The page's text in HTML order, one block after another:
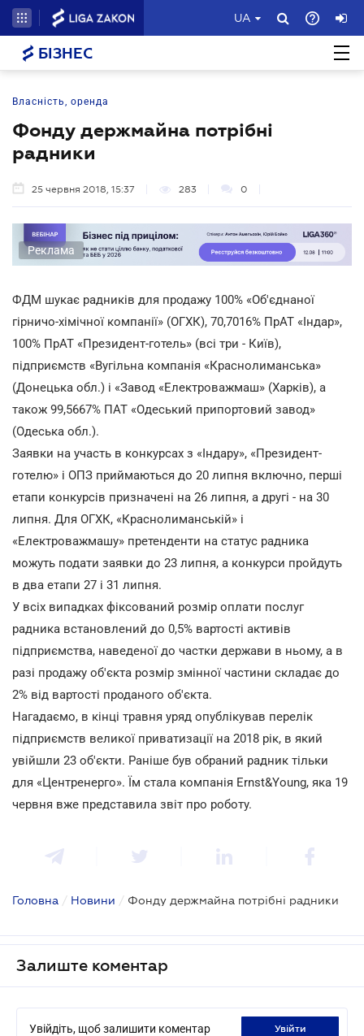
UA
БІЗНЕС
Власність, оренда
Фонду держмайна потрібні
радники
25 червня 2018, 15:37 283 0
Реклама
ФДМ шукає радників для продажу 100% «Об'єднаної
гірничо-хімічної компанії» (ОГХК), 70,7016% ПрАТ «Індар»,
100% ПрАТ «Президент-готель» (всі три - Київ),
підприємств «Вугільна компанія «Краснолиманська»
(Донецька обл.) і «Завод «Електроважмаш» (Харків), а
також 99,5667% ПАТ «Одеський припортовий завод»
(Одеська обл.).
Заявки на участь в конкурсах з «Індару», «Президент-
готелю» і ОПЗ приймаються до 20 липня включно, перші
етапи конкурсів призначені на 26 липня, а другі - на 30
липня. Для ОГХК, «Краснолиманській» і
«Електроважмашу» претенденти на статус радника
можуть подати заявки до 23 липня, а конкурси пройдуть
в два етапи 27 і 31 липня.
У всіх випадках фіксований розмір оплати послуг
радника встановлений до 0,5% вартості активів
підприємства, наведеної до частки держави в ньому, а в
разі продажу об'єкта розмір змінної частини складає до
2% від вартості проданого об'єкта.
Нагадаємо, в кінці травня уряд опублікував перелік
підприємств великої приватизації на 2018 рік, в який
увійшли 23 об'єкти. Раніше був обраний радник тільки
для «Центренерго». Їм стала компанія Ernst&Young, яка 19
червня вже представила звіт про роботу.
Головна / Новини / Фонду держмайна потрібні радники
Залиште коментар
Увійдіть, щоб залишити коментар увійти